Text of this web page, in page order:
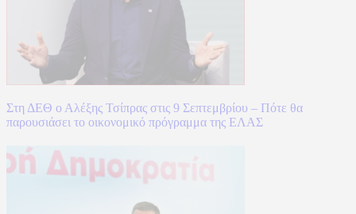
Στη ΔΕΘ ο Αλέξης Τσίπρας στις 9 Σεπτεμβρίου – Πότε θα
παρουσιάσει το οικονομικό πρόγραμμα της ΕΛΑΣ